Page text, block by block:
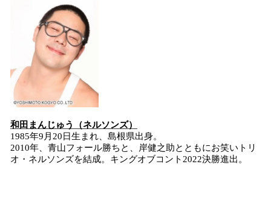
和田まんじゅう（ネルソンズ）
1985年9月20日生まれ、島根県出身。
2010年、青山フォール勝ちと、岸健之助とともにお笑いトリ
オ・ネルソンズを結成。キングオブコント2022決勝進出。